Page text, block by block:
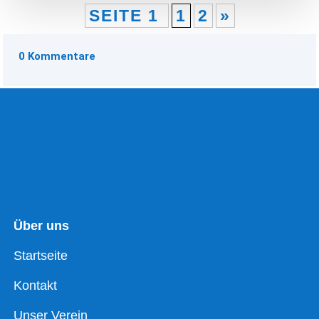
SEITE 1 1 2 »
0 Kommentare
Über uns
Startseite
Kontakt
Unser Verein